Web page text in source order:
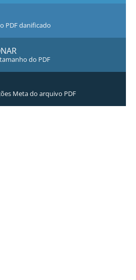
PDF danificado
do PDF
Meta do arquivo PDF